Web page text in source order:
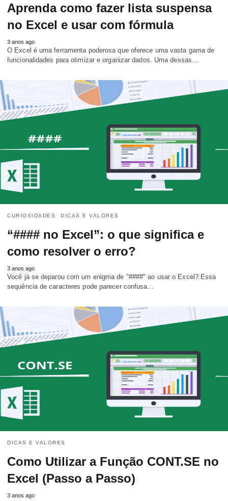
Aprenda como fazer lista suspensa
no Excel e usar com fórmula
3 anos ago
O Excel é uma ferramenta poderosa que oferece uma vasta gama de
funcionalidades para otimizar e organizar dados. Uma dessas…
CURIOSIDADES DICAS E VALORES
“#### no Excel”: o que significa e
como resolver o erro?
3 anos ago
Você já se deparou com um enigma de "####" ao usar o Excel? Essa
sequência de caracteres pode parecer confusa…
DICAS E VALORES
Como Utilizar a Função CONT.SE no
Excel (Passo a Passo)
3 anos ago